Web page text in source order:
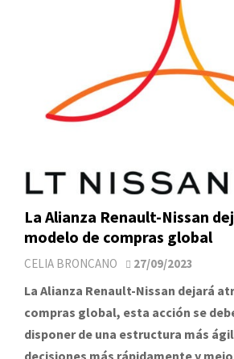
La Alianza Renault-Nissan
modelo de compras global
CELIA BRONCANO 27/09/2023
La Alianza Renault-Nissan dejará
compras global, esta acción se
disponer de una estructura más
decisiones más rápidamente y